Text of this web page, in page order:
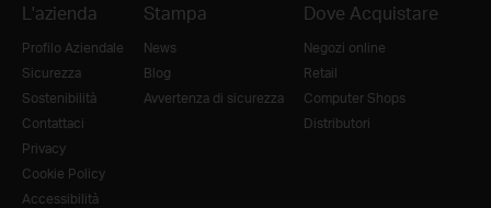
L'azienda
Profilo Aziendale
Sicurezza
Sostenibilità
Contattaci
Privacy
Cookie Policy
Accessibilità
Stampa
News
Blog
Avvertenza di sicurezza
Dove Acquistare
Negozi online
Retail
Computer Shops
Distributori